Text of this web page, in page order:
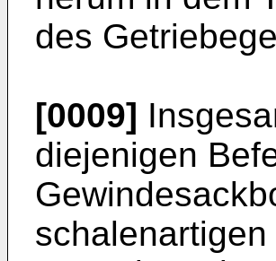
des
[0009]
diejenigen